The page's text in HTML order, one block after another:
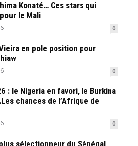
Konaté… Ces stars qui
le Mali
0
en pole position pour
0
: le Nigeria en favori, le Burkina
chances de l’Afrique de
0
sélectionneur du Sénégal